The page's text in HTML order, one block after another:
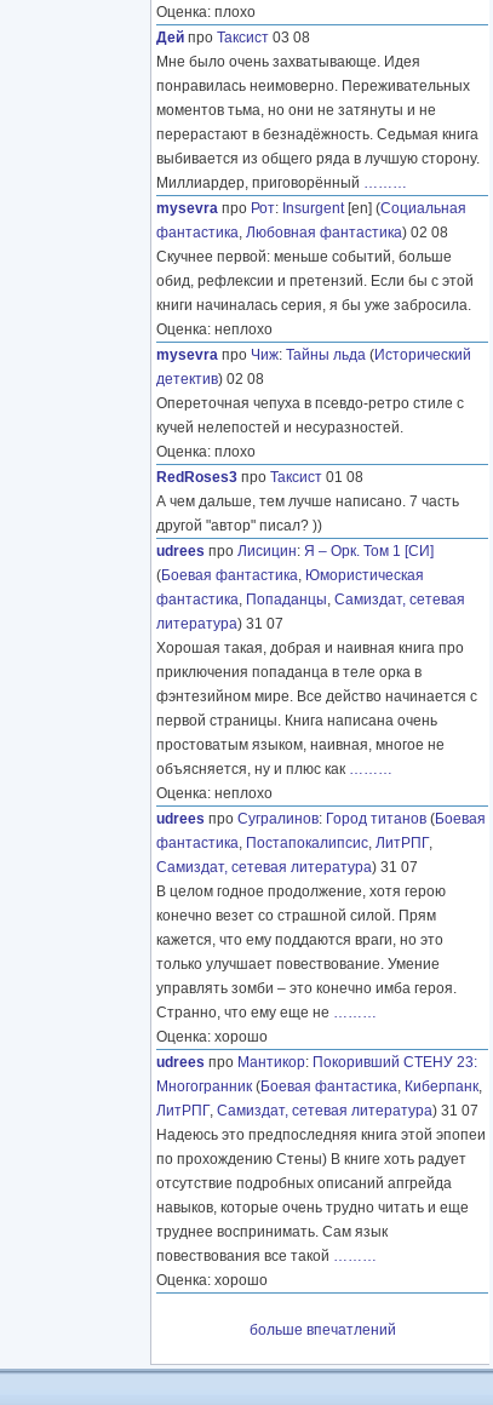
Оценка: плохо
Дей про Таксист 03 08
Мне было очень захватывающе. Идея
понравилась неимоверно. Переживательных
моментов тьма, но они не затянуты и не
перерастают в безнадёжность. Седьмая книга
выбивается из общего ряда в лучшую сторону.
Миллиардер, приговорённый ………
mysevra про Рот: Insurgent[en] (Социальная
фантастика, Любовная фантастика) 02 08
Скучнее первой: меньше событий, больше
обид, рефлексии и претензий. Если бы с этой
книги начиналась серия, я бы уже забросила.
Оценка: неплохо
mysevra про Чиж: Тайны льда (Исторический
детектив) 02 08
Опереточная чепуха в псевдо-ретро стиле с
кучей нелепостей и несуразностей.
Оценка: плохо
RedRoses3 про Таксист 01 08
А чем дальше, тем лучше написано. 7 часть
другой "автор" писал? ))
udrees про Лисицин: Я – Орк. Том 1 [СИ]
(Боевая фантастика, Юмористическая
фантастика, Попаданцы, Самиздат, сетевая
литература) 31 07
Хорошая такая, добрая и наивная книга про
приключения попаданца в теле орка в
фэнтезийном мире. Все действо начинается с
первой страницы. Книга написана очень
простоватым языком, наивная, многое не
объясняется, ну и плюс как ………
Оценка: неплохо
udrees про Сугралинов: Город титанов (Боевая
фантастика, Постапокалипсис, ЛитРПГ,
Самиздат, сетевая литература) 31 07
В целом годное продолжение, хотя герою
конечно везет со страшной силой. Прям
кажется, что ему поддаются враги, но это
только улучшает повествование. Умение
управлять зомби – это конечно имба героя.
Странно, что ему еще не ………
Оценка: хорошо
udrees про Мантикор: Покоривший СТЕНУ 23:
Многогранник (Боевая фантастика, Киберпанк,
ЛитРПГ, Самиздат, сетевая литература) 31 07
Надеюсь это предпоследняя книга этой эпопеи
по прохождению Стены) В книге хоть радует
отсутствие подробных описаний апгрейда
навыков, которые очень трудно читать и еще
труднее воспринимать. Сам язык
повествования все такой ………
Оценка: хорошо
больше впечатлений